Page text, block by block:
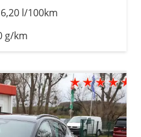
6,20 l/100km
g/km